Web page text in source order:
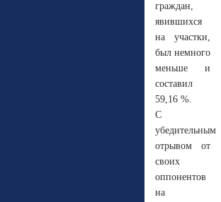
граждан,
явившихся
на участки,
был немного
меньше и
составил
59,16 %.
С
убедительным
отрывом от
своих
оппонентов
на